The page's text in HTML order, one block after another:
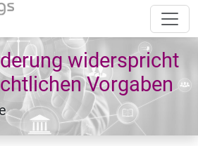
widerspricht
Vorgaben